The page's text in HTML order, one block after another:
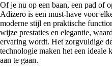
Of je nu op een baan, een pad of
Adizero is een must-have voor
moderne stijl en praktische
wijze prestaties en elegantie,
ervaring wordt. Het zorgvuldige
technologie maken het een ideale
aan te gaan.